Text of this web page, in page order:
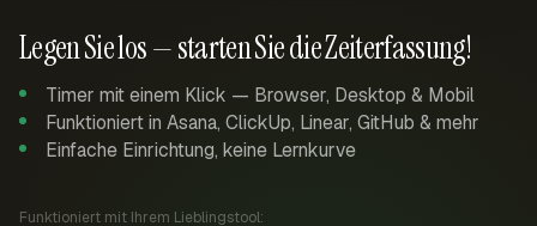
Legen Sie los — starten Sie die Zeiterfassung!
Timer mit einem Klick — Browser, Desktop & Mobil
Funktioniert in Asana, ClickUp, Linear, GitHub & mehr
Einfache Einrichtung, keine Lernkurve
Funktioniert mit Ihrem Lieblingstool: